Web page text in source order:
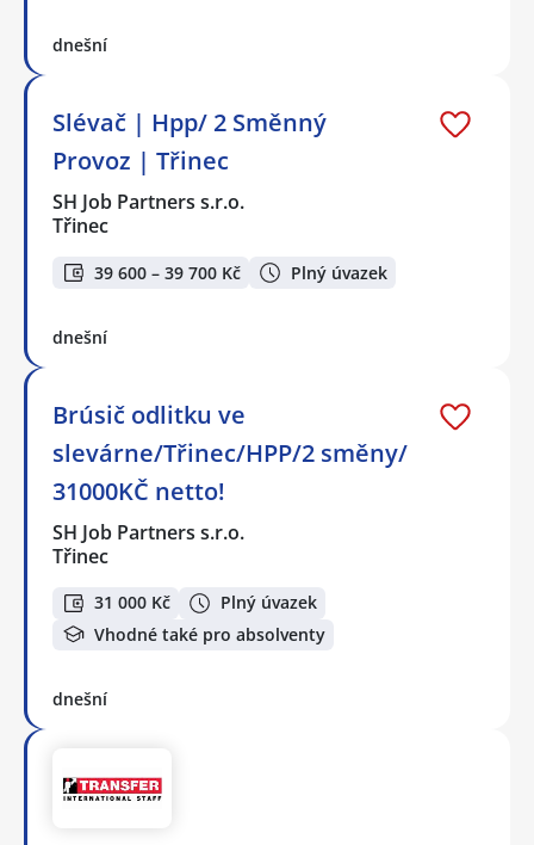
dnešní
Slévač | Hpp/ 2 Směnný
Provoz | Třinec
SH Job Partners s.r.o.
Třinec
39 600 – 39 700 Kč Plný úvazek
dnešní
Brúsič odlitku ve
slevárne/Třinec/HPP/2 směny/
31000KČ netto!
SH Job Partners s.r.o.
Třinec
31 000 Kč
Plný úvazek
Vhodné také pro absolventy
dnešní